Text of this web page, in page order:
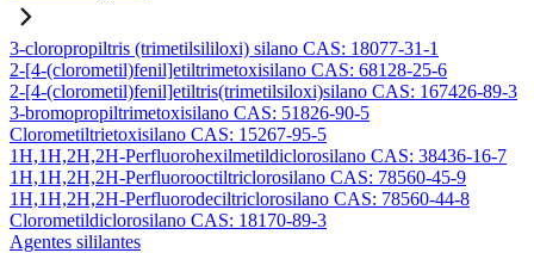
3-cloropropiltris (trimetilsililoxi) silano CAS: 18077-31-1
2-[4-(clorometil)fenil]etiltrimetoxisilano CAS: 68128-25-6
2-[4-(clorometil)fenil]etiltris(trimetilsiloxi)silano CAS: 167426-89-3
3-bromopropiltrimetoxisilano CAS: 51826-90-5
Clorometiltrietoxisilano CAS: 15267-95-5
1H,1H,2H,2H-Perfluorohexilmetildiclorosilano CAS: 38436-16-7
1H,1H,2H,2H-Perfluorooctiltriclorosilano CAS: 78560-45-9
1H,1H,2H,2H-Perfluorodeciltriclorosilano CAS: 78560-44-8
Clorometildiclorosilano CAS: 18170-89-3
Agentes sililantes